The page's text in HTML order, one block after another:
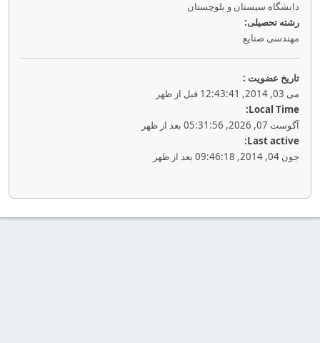
دانشگاه سیستان و بلوچستان
رشته تحصیلی:
مهندسی صنایع
تاريخ عضويت :
می 03, 2014, 12:43:41 قبل از ظهر
Local Time:
آگوست 07, 2026, 05:31:56 بعد از ظهر
Last active:
جون 04, 2014, 09:46:18 بعد از ظهر